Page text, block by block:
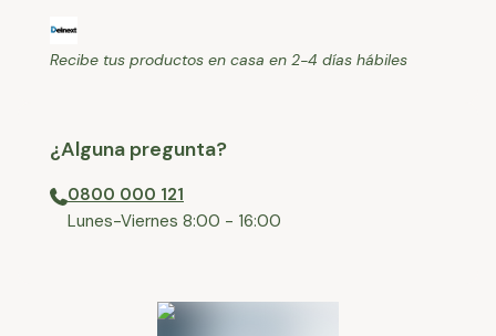
Recibe tus productos en casa en 2-4 días hábiles
¿Alguna pregunta?
0800 000 121
⁠Lunes-Viernes 8:00 - 16:00